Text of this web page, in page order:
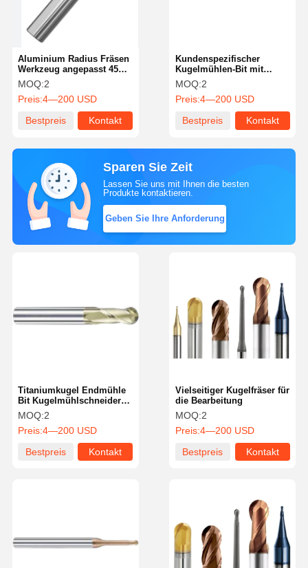
Aluminium Radius Fräsen
Werkzeug angepasst 45
Grad Helix Winkel
MOQ:2
Preis:4—200 USD
Bestpreis
Kontakt
Kundenspezifischer
Kugelmühlen-Bit mit
hoher Haltbarkeit,
Kugelkopf-Fräser, ODM-
Unterstützung
MOQ:2
Preis:4—200 USD
Bestpreis
Kontakt
Sparen Sie Zeit
Lassen Sie uns mit Ihnen die besten
Produkte kontaktieren.
Geben Sie Ihre Anforderung
Vielseitiger Kugelfräser für
die Bearbeitung
MOQ:2
Preis:4—200 USD
Bestpreis
Kontakt
Titaniumkugel Endmühle
Bit Kugelmühlschneider
55HRC mit hoher
Steifigkeit
MOQ:2
Preis:4—200 USD
Bestpreis
Kontakt